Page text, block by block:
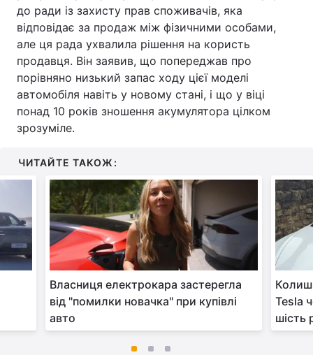
до ради із захисту прав споживачів, яка
відповідає за продаж між фізичними особами,
але ця рада ухвалила рішення на користь
продавця. Він заявив, що попереджав про
порівняно низький запас ходу цієї моделі
автомобіля навіть у новому стані, і що у віці
понад 10 років зношення акумулятора цілком
зрозуміле.
ЧИТАЙТЕ ТАКОЖ:
Власниця електрокара застерегла
від "помилки новачка" при купівлі
авто
Tesla
шість